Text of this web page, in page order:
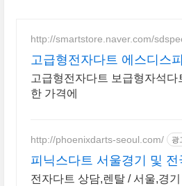
http://smartstore.naver.com/
고급형전자다트 에스디스
고급형전자다트 보급형자석다
한 가격에
http://phoenixdarts-seoul.com/ 광
피닉스다트 서울경기 및 전
전자다트 상담,렌탈 / 서울,경